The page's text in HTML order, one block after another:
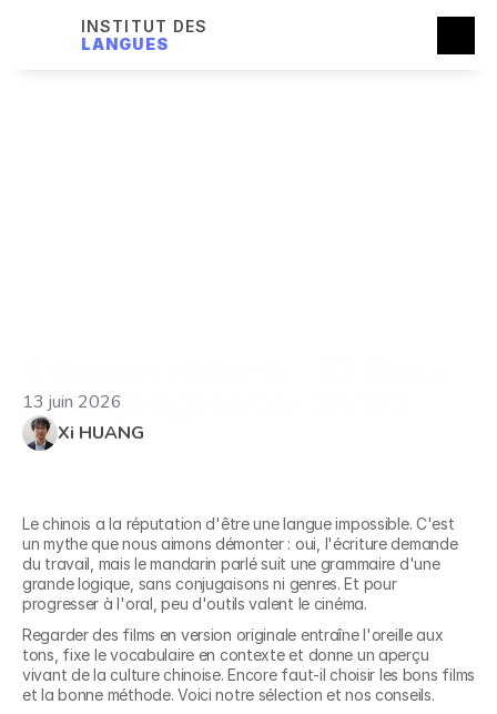
INSTITUT DES
LANGUES
pour progresser en VO
Xi HUANG
13 juin 2026
Le chinois a la réputation d'être une langue impossible. C'est
un mythe que nous aimons démonter : oui, l'écriture demande
du travail, mais le mandarin parlé suit une grammaire d'une
grande logique, sans conjugaisons ni genres. Et pour
progresser à l'oral, peu d'outils valent le cinéma.
Regarder des films en version originale entraîne l'oreille aux
tons, fixe le vocabulaire en contexte et donne un aperçu
vivant de la culture chinoise. Encore faut-il choisir les bons films
et la bonne méthode. Voici notre sélection et nos conseils.